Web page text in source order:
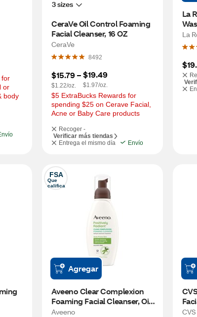
for
or
body
3 sizes
CeraVe Oil Control Foaming
Facial Cleanser, 16 OZ
CeraVe
8492
$15.79 –
$1.22/oz.
$19.49
$1.97/oz.
$5 ExtraBucks Rewards for
spending $25 on Cerave Facial,
Acne or Baby Care products
Recoger -
Verificar más tiendas
Entrega el mismo día
Envío
La
La
FSA
Que
califica
Agregar
Aveeno Clear Complexion
Foaming Facial Cleanser, Oil-
Free, 6 OZ
Aveeno
Oily
CVS